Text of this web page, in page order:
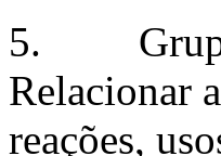
5. Grupo
Relacionar
reações,